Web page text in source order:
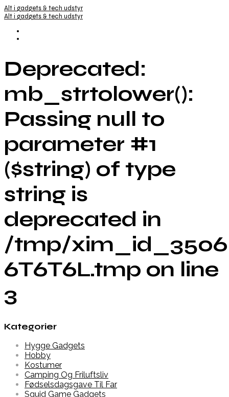
Alt i gadgets & tech udstyr
Alt i gadgets & tech udstyr
Deprecated:
mb_strtolower():
Passing null to
parameter #1
($string) of type
string is
deprecated in
/tmp/
6T6T6L.tmp on line
3
Kategorier
Hygge Gadgets
Hobby
Kostumer
Camping Og Friluftsliv
Fødselsdagsgave Til Far
Squid Game Gadgets